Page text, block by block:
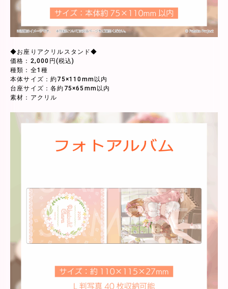
◆お座りアクリルスタンド◆
価格：2,000円(税込)
種類：全1種
本体サイズ：約75×110mm以内
台座サイズ：各約75×65mm以内
素材：アクリル